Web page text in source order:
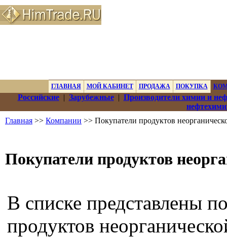
ГЛАВНАЯ МОЙ КАБИНЕТ ПРОДАЖА ПОКУПКА
Российские| Зарубежные| Производители химии и
Главная >> Компании >> Покупатели продуктов
Покупатели продуктов
В списке представлены
продуктов